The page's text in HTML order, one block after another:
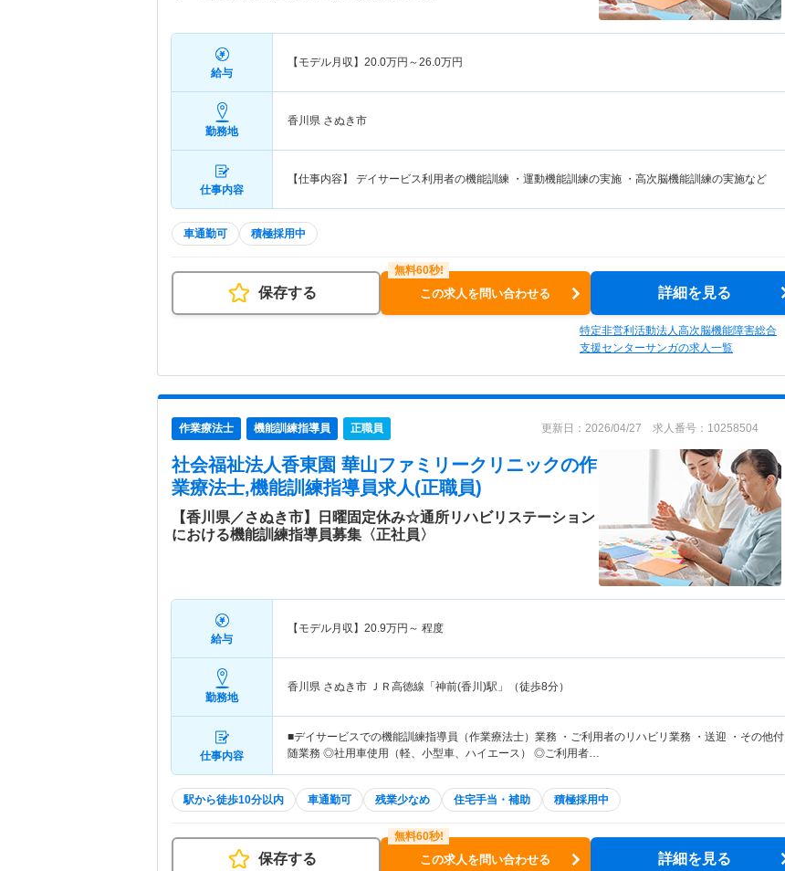
給与
【モデル月収】 20.0万円～26.0万円
勤務地
香川県 さぬき市
仕事内容
【仕事内容】 デイサービス利用者の機能訓練 ・運動機能訓練の実施 ・高次脳機能訓練の実施など
車通勤可 積極採用中
保存する この求人を問い合わせる 詳細を見る
特定非営利活動法人高次脳機能障害総合
支援センターサンガの求人一覧
作業療法士 機能訓練指導員 正職員 更新日：2026/04/27 求人番号：10258504
社会福祉法人香東園 華山ファミリークリニックの作
業療法士,機能訓練指導員求人(正職員)
【香川県／さぬき市】日曜固定休み☆通所リハビリステーション
における機能訓練指導員募集〈正社員〉
給与
【モデル月収】 20.9万円～ 程度
勤務地
香川県 さぬき市 ＪＲ高徳線「神前(香川)駅」（徒歩8分）
仕事内容
■デイサービスでの機能訓練指導員（作業療法士）業務 ・ご利用者のリハビリ業務 ・送迎 ・その他付
随業務 ◎社用車使用（軽、小型車、ハイエース） ◎ご利用者…
駅から徒歩10分以内 車通勤可 残業少なめ 住宅手当・補助 積極採用中
保存する この求人を問い合わせる 詳細を見る